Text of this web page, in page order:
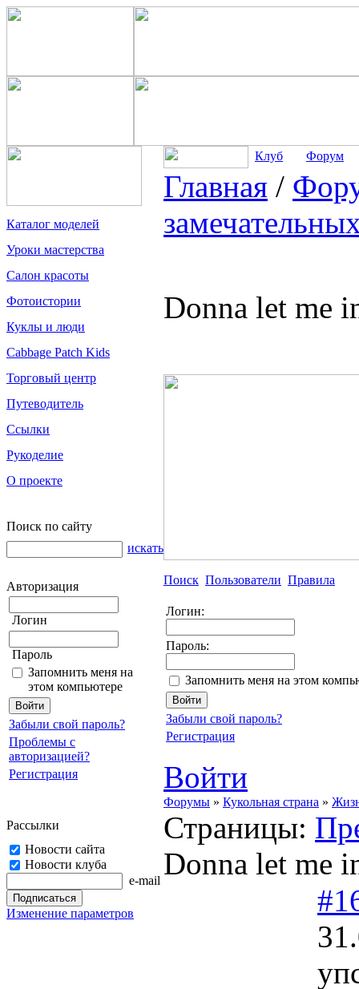
Каталог моделей
Уроки мастерства
Салон красоты
Фотоистории
Куклы и люди
Cabbage Patch Kids
Торговый центр
Путеводитель
Ссылки
Рукоделие
О проекте
Поиск по сайту
искать
Авторизация
Логин
Пароль
Запомнить меня на
этом компьютере
Забыли свой пароль?
Проблемы с
авторизацией?
Регистрация
Рассылки
Новости сайта
Новости клуба
e-mail
Изменение параметров
Клуб Форум
Главная /
Donna let me
Поиск Пользователи Правила
Логин:
Пароль:
Запомнить меня на этом
Забыли свой пароль?
Регистрация
Войти
Форумы » Кукольная страна »
Страницы:
Donna let me